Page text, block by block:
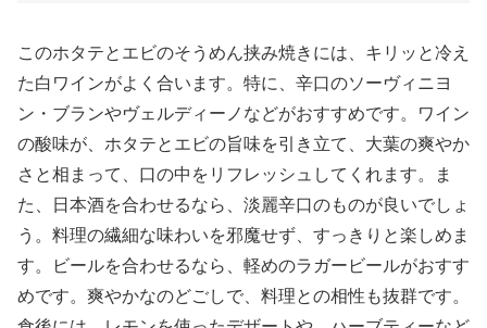
このホタテとエビのそうめん挟み焼きには、キリッと冷え
た白ワインがよく合います。特に、辛口のソーヴィニヨ
ン・ブランやヴェルディーノなどがおすすめです。ワイン
の酸味が、ホタテとエビの旨味を引き立て、大葉の爽やか
さと相まって、口の中をリフレッシュしてくれます。ま
た、日本酒を合わせるなら、淡麗辛口のものが良いでしょ
う。料理の繊細な味わいを邪魔せず、すっきりと楽しめま
す。ビールを合わせるなら、軽めのラガービールがおすす
めです。爽やかなのどごしで、料理との相性も抜群です。